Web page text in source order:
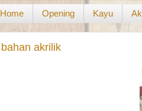
Home Opening Kayu
bahan akrilik